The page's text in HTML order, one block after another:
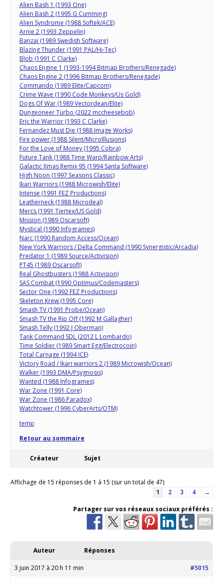
Alien Bash 1 (1993 One)
Alien Bash 2 (1995 G Cumming)
Alien Syndrome (1988 Softek/ACE)
Arnie 2 (1993 Zeppelin)
Banzai (1989 Swedish Software)
Blazing Thunder (1991 PAL/Hi-Tec)
Blob (1991 C Clarke)
Chaos Engine 1 (1993-1994 Bitmap Brothers/Renegade)
Chaos Engine 2 (1996 Bitmap Brothers/Renegade)
Commando (1989 Elite/Capcom)
Crime Wave (1990 Code Monkeys/Us Gold)
Dogs Of War (1989 Vectordean/Elite)
Dungeoneer Turbo (2022 mccheesebob)
Eric the Warrior (1993 C Clarke)
Fernandez Must Die (1988 Image Works)
Fire power (1988 Silent/MicroIllusions)
For the Love of Money (1995 Cobra)
Future Tank (1988 Time Warp/Rainbow Arts)
Galactic Xmas Remix 95 (1994 Santa Software)
High Noon (1997 Seasons Classic)
Ikari Warriors (1988 Microwish/Elite)
Intense (1991 FEZ Productions)
Leatherneck (1988 Microdeal)
Mercs (1991 Tiertex/US Gold)
Mission (1989 Oscarsoft)
Mystical (1990 Infogrames)
Narc (1990 Random Access/Ocean)
New York Warriors / Delta Command (1990 Synergistic/Arcadia)
Predator 1 (1989 Source/Activision)
PT45 (1989 Oscarsoft)
Real Ghostbusters (1988 Activision)
SAS Combat (1990 Optimus/Codemasters)
Sector One (1992 FEZ Productions)
Skeleton Krew (1995 Core)
Smash TV (1991 Probe/Ocean)
Smash TV the Rip Off (1992 M Gallagher)
Smash Telly (1992 J Oberman)
Tank Command SDL (2012 L Lombardo)
Time Soldier (1989 Smart Egg/Electrocoin)
Total Carnage (1994 ICE)
Victory Road / Ikari warriors 2 (1989 Microwish/Ocean)
Walker (1993 DMA/Psygnosis)
Wanted (1988 Infogrames)
War Zone (1991 Core)
War Zone (1986 Paradox)
Watchtower (1996 CyberArts/OTM)
temp
Retour au sommaire
Créateur Sujet
Affichage de 15 réponses de 1 à 15 (sur un total de 47)
1
2 3 4
→
Partager sur vos réseaux sociaux préférés :
Auteur Réponses
3 juin 2017 à 20 h 11 min #5015